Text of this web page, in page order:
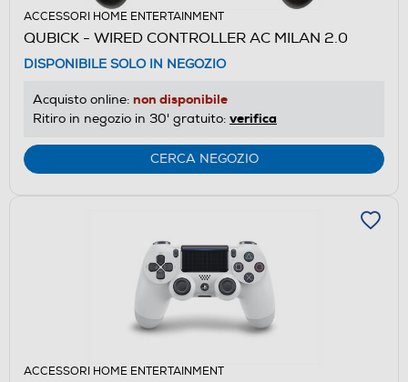
ACCESSORI HOME ENTERTAINMENT
QUBICK - WIRED CONTROLLER AC MILAN 2.0
DISPONIBILE SOLO IN NEGOZIO
Acquisto online: non disponibile
Ritiro in negozio in 30' gratuito: verifica
CERCA NEGOZIO
ACCESSORI HOME ENTERTAINMENT